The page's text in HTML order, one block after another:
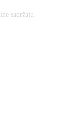
sadržaju.